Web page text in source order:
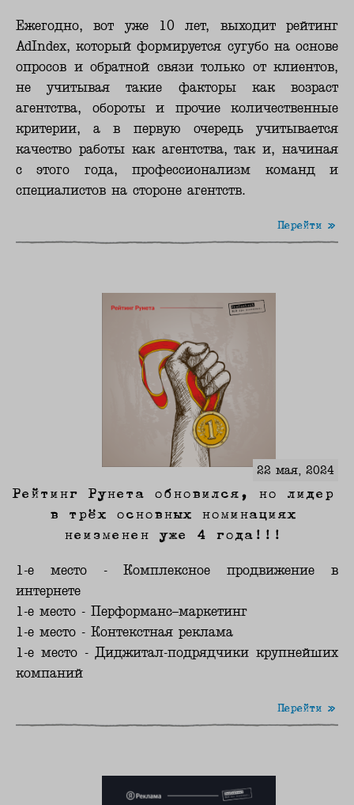
Ежегодно, вот уже 10 лет, выходит рейтинг
AdIndex, который формируется сугубо на основе
опросов и обратной связи только от клиентов,
не учитывая такие факторы как возраст
агентства, обороты и прочие количественные
критерии, а в первую очередь учитывается
качество работы как агентства, так и, начиная
с этого года, профессионализм команд и
специалистов на стороне агентств.
Перейти »
22 мая, 2024
Рейтинг Рунета обновился, но лидер
в трёх основных номинациях
неизменен уже 4 года!!!
1-е место - Комплексное продвижение в
интернете
1-е место - Перформанс–маркетинг
1-е место - Контекстная реклама
1-е место - Диджитал-подрядчики крупнейших
компаний
Перейти »